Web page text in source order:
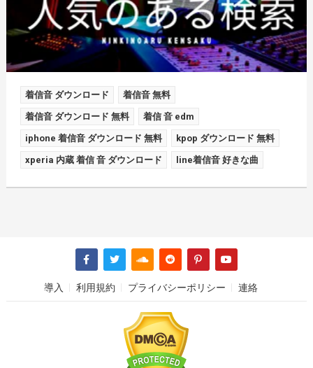
着信音 ダウンロード 着信音 無料
着信音 ダウンロード 無料 着信 音 edm
iphone 着信音 ダウンロード 無料 kpop ダウンロード 無料
xperia 内蔵 着信 音 ダウンロード line着信音 好きな曲
導入 利用規約 プライバシーポリシー 連絡